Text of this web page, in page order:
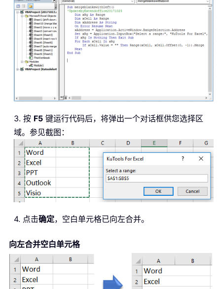
3. 按 F5 键运行代码后，将弹出一个对话框供您选择区
域。参见截图：
4. 点击确定，空白单元格已向左合并。
向左合并空白单元格